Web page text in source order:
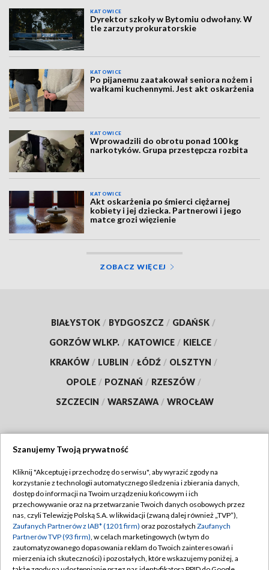
KATOWICE
Dyrektor szkoły w Bytomiu odwołany. W
tle zarzuty prokuratorskie
KATOWICE
Po pijanemu zaatakował seniora nożem i
wałkami kuchennymi. Jest akt oskarżenia
KATOWICE
Wprowadzili do obrotu ponad 100 kg
narkotyków. Grupa przestępcza rozbita
KATOWICE
Akt oskarżenia po śmierci ciężarnej
kobiety i jej dziecka. Partnerowi i jego
matce grozi więzienie
ZOBACZ WIĘCEJ
BIAŁYSTOK / BYDGOSZCZ / GDAŃSK /
GORZÓW WLKP. / KATOWICE / KIELCE /
KRAKÓW / LUBLIN / ŁÓDŹ / OLSZTYN /
OPOLE / POZNAŃ / RZESZÓW /
SZCZECIN / WARSZAWA / WROCŁAW
TVP
Abonament TVP
Emisja w TVP
Centrum informacji TVP
Naziemna Telewizja Cyfrowa
Regulamin TVP
Polityka prywatności
Moje zgody
Pomoc
Szanujemy Twoją prywatność
Kliknij "Akceptuję i przechodzę do serwisu", aby wyrazić zgody na
korzystanie z technologii automatycznego śledzenia i zbierania danych,
dostęp do informacji na Twoim urządzeniu końcowym i ich
przechowywanie oraz na przetwarzanie Twoich danych osobowych przez
nas, czyli Telewizję Polską S.A. w likwidacji (zwaną dalej również „TVP”),
Zaufanych Partnerów z IAB* (1201 firm) oraz pozostałych Zaufanych
Partnerów TVP (93 firm), w celach marketingowych (w tym do
zautomatyzowanego dopasowania reklam do Twoich zainteresowań i
mierzenia ich skuteczności) i pozostałych, które wskazujemy poniżej, a